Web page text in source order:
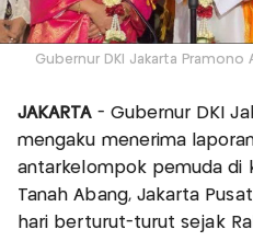
Gubernur DKI Jakarta Pramono
JAKARTA- Gubernur DKI
mengaku menerima
antarkelompok pemuda di
Tanah Abang, Jakarta
hari berturut-turut sejak